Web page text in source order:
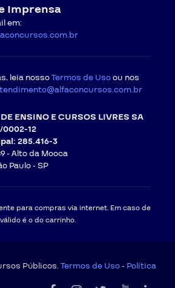
Imprensa
em:
leia nossoTermos de Usoou nos
ENSINO E CURSOS LIVRES SA
0002-12
285.416-3
- Alto da Mooca
Paulo - SP
para compras via internet. Em caso de
é o do carrinho.
Públicos.Termos de Uso- Política